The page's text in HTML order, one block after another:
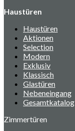
Haustüren
Haustüren
Aktionen
Selection
Modern
Exklusiv
Klassisch
Glastüren
Nebeneingang
Gesamtkatalog
Zimmertüren